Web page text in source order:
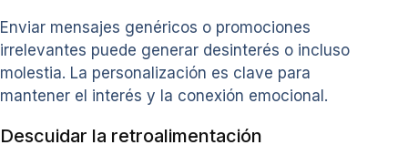
Enviar mensajes genéricos o promociones
irrelevantes puede generar desinterés o incluso
molestia. La personalización es clave para
mantener el interés y la conexión emocional.
Descuidar la retroalimentación